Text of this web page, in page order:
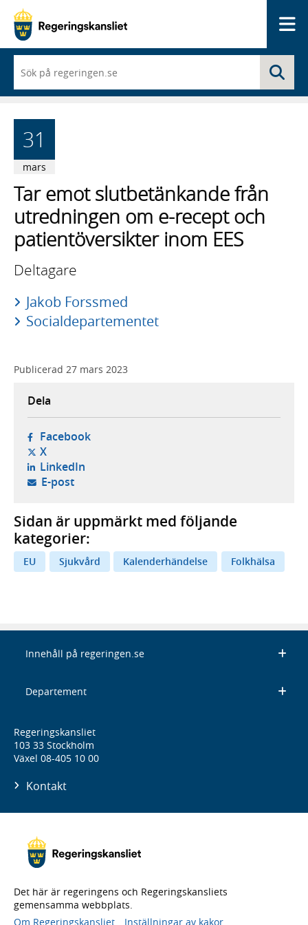
du
börjar
skriva
med
31
mars
Tar emot slutbetänkande från
utredningen om e-recept och
patientöversikter inom EES
Deltagare
Jakob Forssmed
Socialdepartementet
Publicerad 27 mars 2023
Dela
Facebook- öppnas i ny flik, extern webbplats,
X- öppnas i ny flik, extern webbplats,
LinkedIn- öppnas i ny flik, extern webbplats,
E-post- öppnar din e-postklient,
Sidan är uppmärkt med följande
kategorier:
EU Sjukvård Kalenderhändelse Folkhälsa
Innehåll på regeringen.se
Departement
Regeringskansliet
103 33 Stockholm
Växel 08-405 10 00
Kontakt
Det här är regeringens och Regeringskansliets
gemensamma webbplats.
Om Regeringskansliet
Inställningar av kakor